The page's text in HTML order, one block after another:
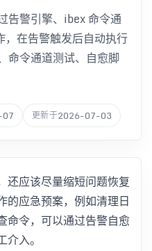
告警引擎、ibex 命令通
在告警触发后自动执行
命令通道测试、自愈脚
更新于2026-07-03
还应该尽量缩短问题恢复
的应急预案，例如清理日
命令，可以通过告警自愈
入。